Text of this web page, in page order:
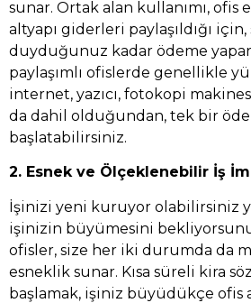
sunar. Ortak alan kullanımı, ofis
altyapı giderleri paylaşıldığı
duyduğunuz kadar ödeme
paylaşımlı ofislerde genellikle
internet, yazıcı, fotokopi
da dahil olduğundan, tek bir
başlatabilirsiniz.
2. Esnek ve Ölçeklenebilir İş
İşinizi yeni kuruyor olabilirsiniz
işinizin büyümesini
ofisler, size her iki durumda da
esneklik sunar. Kısa süreli kira
başlamak, işiniz büyüdükçe ofis